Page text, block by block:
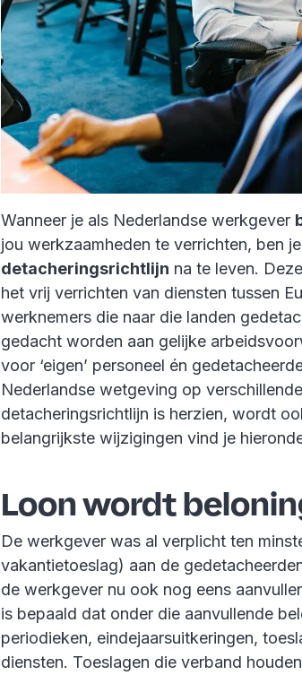
Wanneer je als Nederlandse werkgever
jou werkzaamheden te verrichten, ben
detacheringsrichtlijn na te leven.
het vrij verrichten van diensten tussen
werknemers die naar die landen
gedacht worden aan gelijke
voor ‘eigen’ personeel én
Nederlandse wetgeving op
detacheringsrichtlijn is herzien, wordt
belangrijkste wijzigingen vind je
Loon wordt
De werkgever was al verplicht ten
vakantietoeslag) aan de
de werkgever nu ook nog eens
is bepaald dat onder die aanvullende
periodieken, eindejaarsuitkeringen,
diensten. Toeslagen die verband